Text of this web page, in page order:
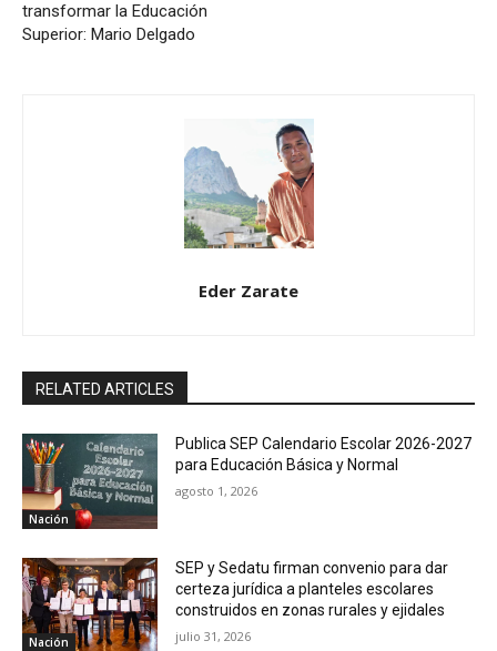
transformar la Educación
Superior: Mario Delgado
Eder Zarate
RELATED ARTICLES
Nación
Publica SEP Calendario Escolar 2026-2027
para Educación Básica y Normal
agosto 1, 2026
Nación
SEP y Sedatu firman convenio para dar
certeza jurídica a planteles escolares
construidos en zonas rurales y ejidales
julio 31, 2026